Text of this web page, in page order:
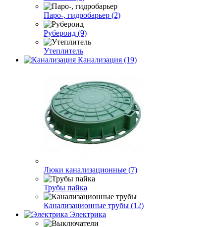
Паро-, гидробарьер (2)
Рубероид (9)
Утеплитель
Канализация (19)
Люки канализационные (7)
Трубы пайка
Канализационные трубы (12)
Электрика